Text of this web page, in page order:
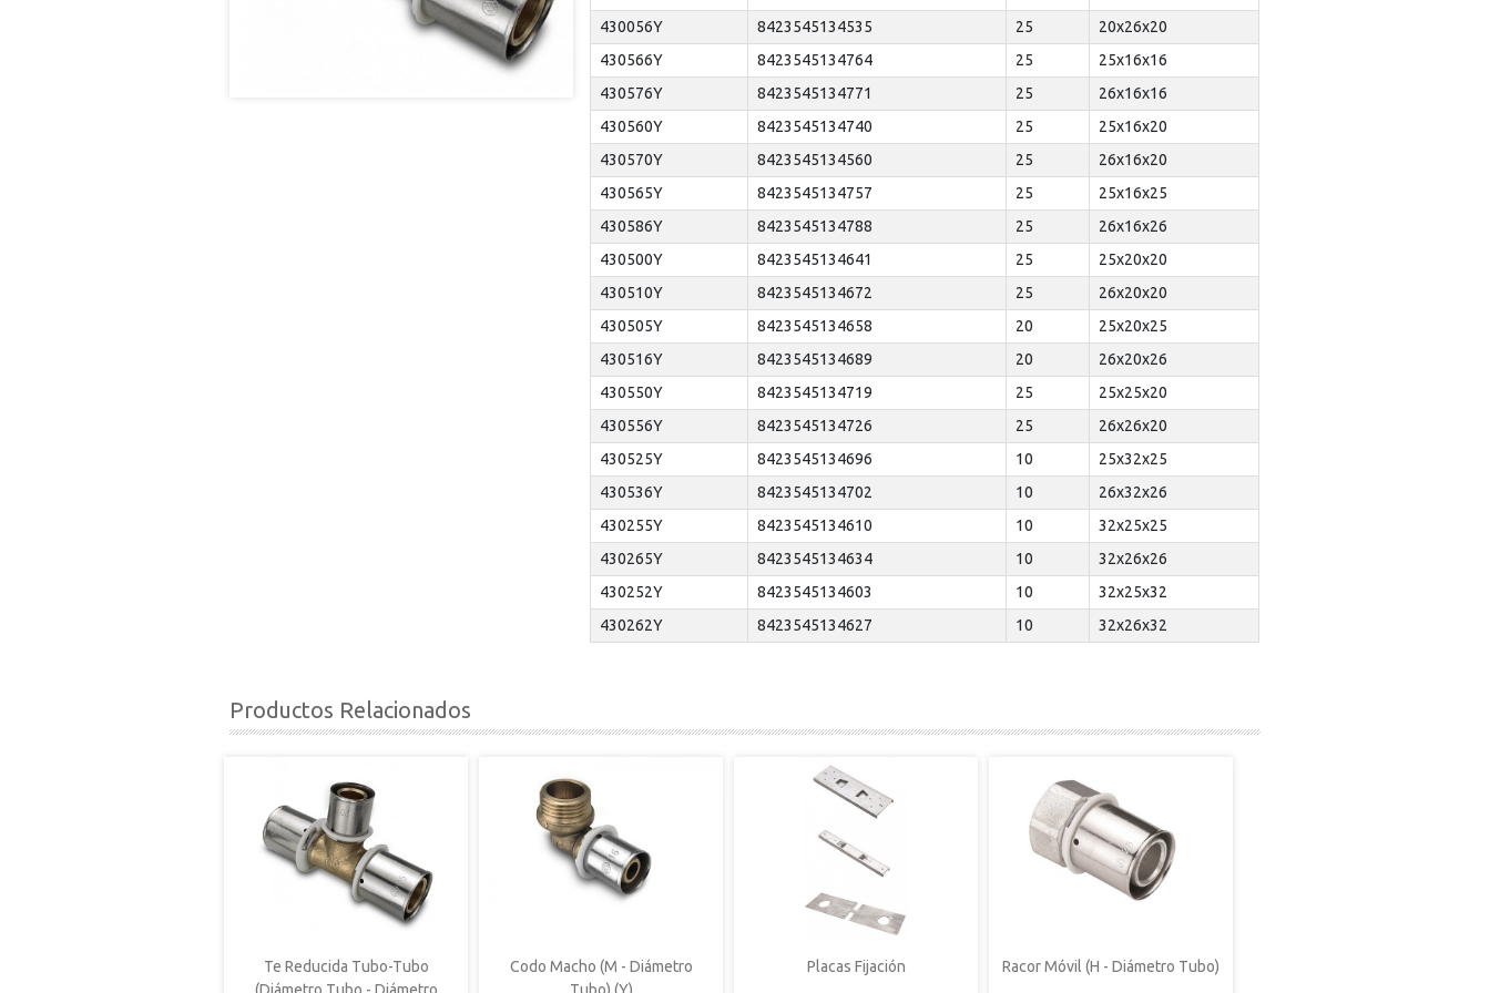
430056Y
8423545134535 25
20x26x20
430566Y
8423545134764 25
25x16x16
430576Y
8423545134771 25
26x16x16
430560Y
8423545134740 25
25x16x20
430570Y
8423545134560 25
26x16x20
430565Y
8423545134757 25
25x16x25
430586Y
8423545134788 25
26x16x26
430500Y
8423545134641 25
25x20x20
430510Y
8423545134672 25
26x20x20
430505Y
8423545134658 20
25x20x25
430516Y
8423545134689 20
26x20x26
430550Y
8423545134719 25
25x25x20
430556Y
8423545134726 25
26x26x20
430525Y
8423545134696 10
25x32x25
430536Y
8423545134702 10
26x32x26
430255Y
8423545134610 10
32x25x25
430265Y
8423545134634 10
32x26x26
430252Y
8423545134603 10
32x25x32
430262Y
8423545134627 10 32x26x32
Productos Relacionados
Te Reducida Tubo-Tubo
Codo Macho (M - Diámetro
Placas Fijación Racor Móvil (H - Diámetro Tubo)